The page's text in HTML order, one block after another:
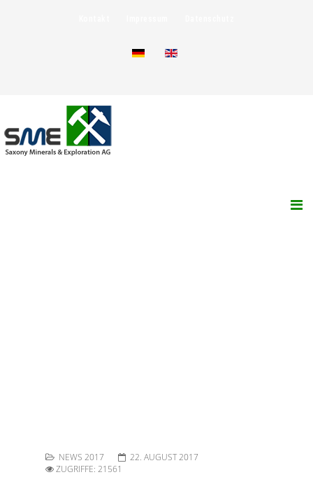
NEWS 2017
22. AUGUST 2017
ZUGRIFFE: 21561